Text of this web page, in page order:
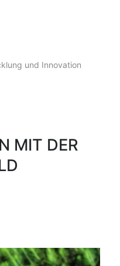
und Innovation
MIT DER